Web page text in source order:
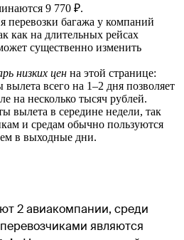
9 770 ₽.
перевозки багажа у компаний
как на длительных рейсах
существенно изменить
низких цен на этой странице:
всего на 1–2 дня позволяет
на несколько тысяч рублей.
вылета в середине недели, так
и средам обычно пользуются
в выходные дни.
2 авиакомпании, среди
являются